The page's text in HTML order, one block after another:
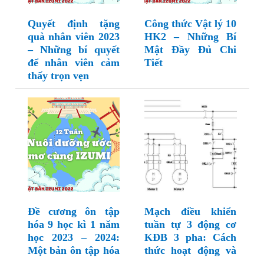
Quyết định tặng
quà nhân viên 2023
– Những bí quyết
để nhân viên cảm
thấy trọn vẹn
Công thức Vật lý 10
HK2 – Những Bí
Mật Đầy Đủ Chi
Tiết
Đề cương ôn tập
hóa 9 học kì 1 năm
học 2023 – 2024:
Một bản ôn tập hóa
Mạch điều khiển
tuần tự 3 động cơ
KĐB 3 pha: Cách
thức hoạt động và